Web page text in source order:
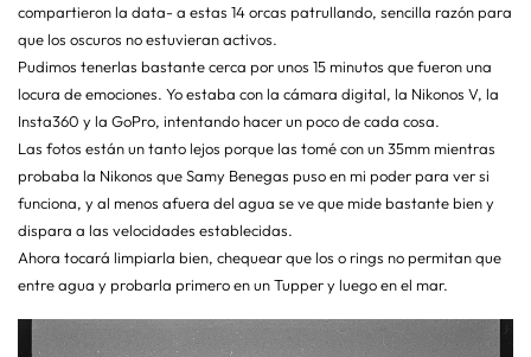
compartieron la data- a estas 14 orcas patrullando, sencilla razón para
que los oscuros no estuvieran activos.
Pudimos tenerlas bastante cerca por unos 15 minutos que fueron una
locura de emociones. Yo estaba con la cámara digital, la Nikonos V, la
Insta360 y la GoPro, intentando hacer un poco de cada cosa.
Las fotos están un tanto lejos porque las tomé con un 35mm mientras
probaba la Nikonos que Samy Benegas puso en mi poder para ver si
funciona, y al menos afuera del agua se ve que mide bastante bien y
dispara a las velocidades establecidas.
Ahora tocará limpiarla bien, chequear que los o rings no permitan que
entre agua y probarla primero en un Tupper y luego en el mar.